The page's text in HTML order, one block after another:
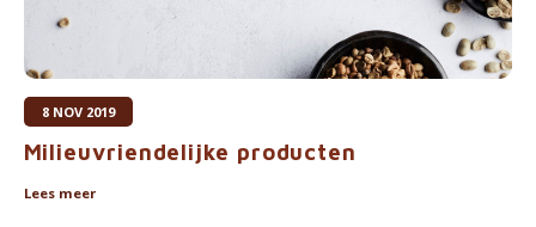
8 NOV 2019
Milieuvriendelijke producten
Lees meer